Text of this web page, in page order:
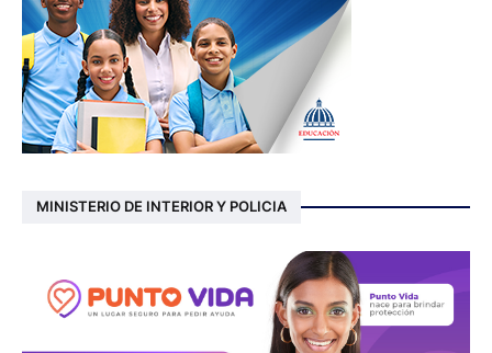
MINISTERIO DE INTERIOR Y POLICIA